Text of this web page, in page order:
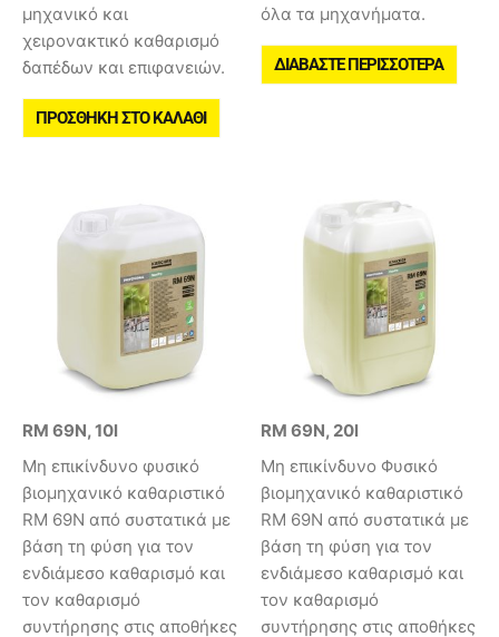
μηχανικό και
χειρονακτικό καθαρισμό
δαπέδων και επιφανειών.
ΠΡΟΣΘΉΚΗ ΣΤΟ ΚΑΛΆΘΙ
όλα τα μηχανήματα.
ΔΙΑΒΆΣΤΕ ΠΕΡΙΣΣΌΤΕΡΑ
RM 69N, 10l
Μη επικίνδυνο φυσικό
βιομηχανικό καθαριστικό
RM 69N από συστατικά με
βάση τη φύση για τον
ενδιάμεσο καθαρισμό και
τον καθαρισμό
συντήρησης στις αποθήκες
RM 69N, 20l
Μη επικίνδυνο Φυσικό
βιομηχανικό καθαριστικό
RM 69N από συστατικά με
βάση τη φύση για τον
ενδιάμεσο καθαρισμό και
τον καθαρισμό
συντήρησης στις αποθήκες